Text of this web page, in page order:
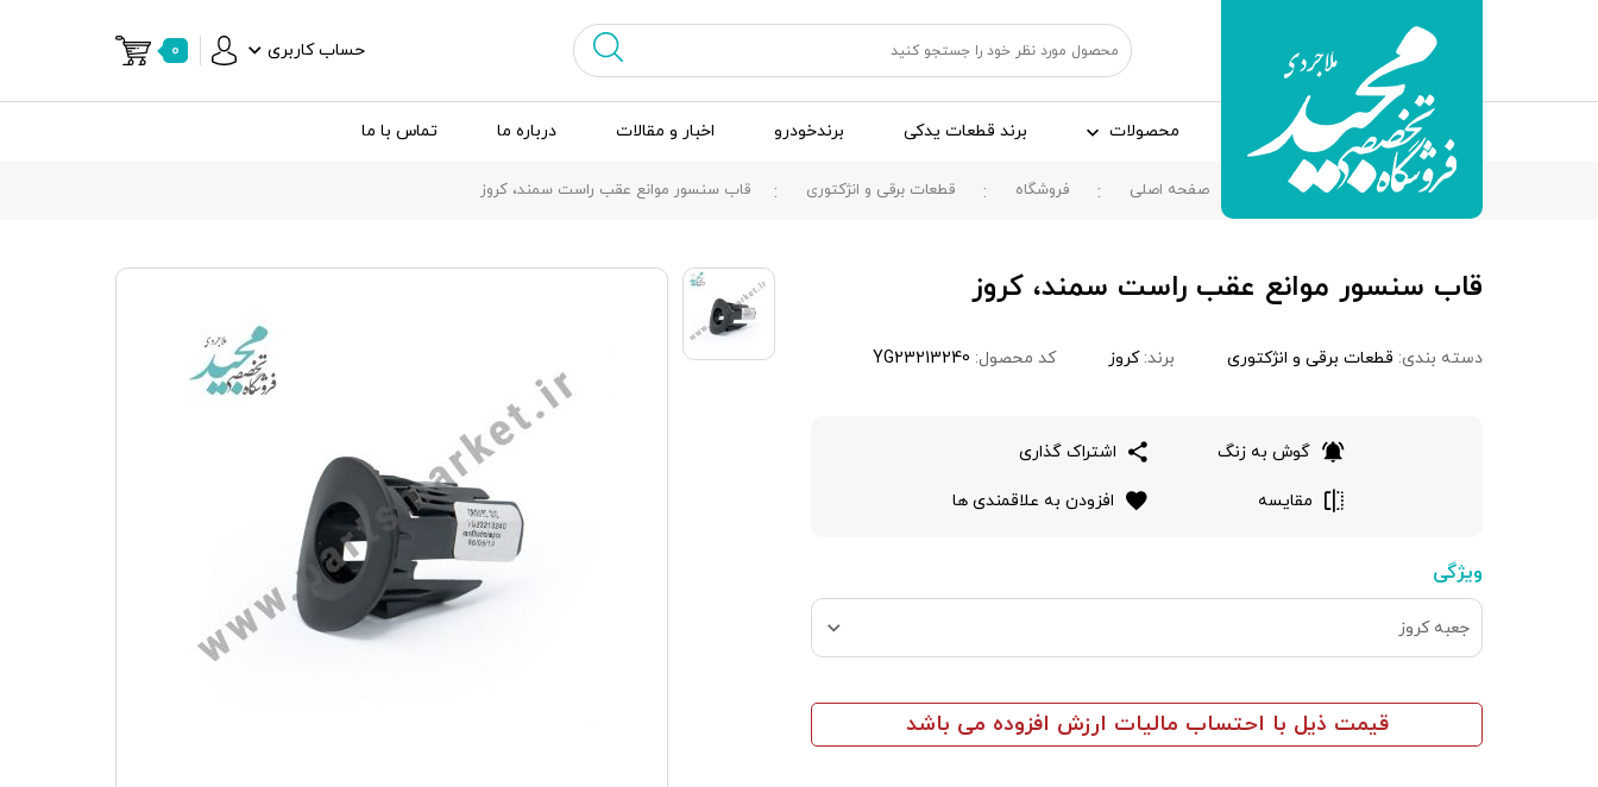
حساب کاربری ۰
محصولات برند قطعات یدکی برندخودرو اخبار و مقالات درباره ما تماس با ما
صفحه اصلی فروشگاه قطعات برقی و انژکتوری قاب سنسور موانع عقب راست سمند، کروز
قاب سنسور موانع عقب راست سمند، کروز
دسته بندی: قطعات برقی و انژکتوری برند:کروز کد محصول: YG23213240
گوش به زنگ اشتراک گذاری
مقایسه افزودن به علاقمندی ها
ویژگی
جعبه کروز
قیمت ذیل با احتساب مالیات ارزش افزوده می باشد